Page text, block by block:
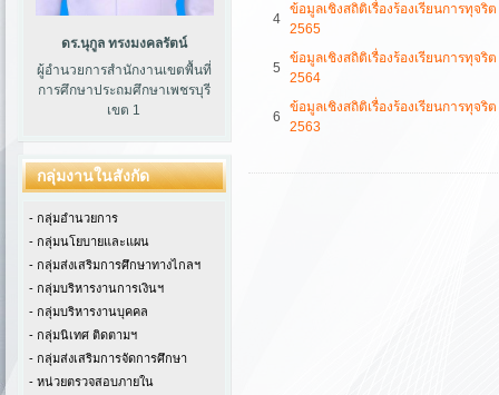
ดร.นุกูล ทรงมงคลรัตน์
ผู้อำนวยการสำนักงานเขตพื้นที่
การศึกษาประถมศึกษาเพชรบุรี
เขต 1
กลุ่มงานในสังกัด
- กลุ่มอำนวยการ
- กลุ่มนโยบายและแผน
- กลุ่มส่งเสริมการศึกษาทางไกลฯ
- กลุ่มบริหารงานการเงินฯ
- กลุ่มบริหารงานบุคคล
- กลุ่มนิเทศ ติดตามฯ
- กลุ่มส่งเสริมการจัดการศึกษา
- หน่วยตรวจสอบภายใน
4
ข้อมูลเชิงสถิติเรื่องร้องเรียนการทุจ
2565
5
ข้อมูลเชิงสถิติเรื่องร้องเรียนการทุจ
2564
6
ข้อมูลเชิงสถิติเรื่องร้องเรียนการทุจ
2563